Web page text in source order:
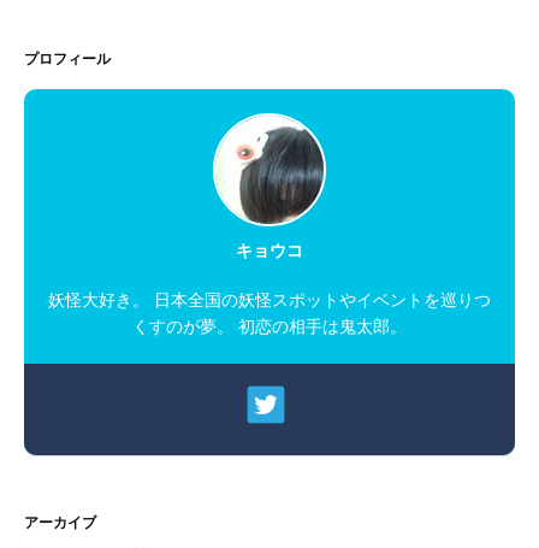
プロフィール
キョウコ
妖怪大好き。 日本全国の妖怪スポットやイベントを巡りつ
くすのが夢。 初恋の相手は鬼太郎。
アーカイブ